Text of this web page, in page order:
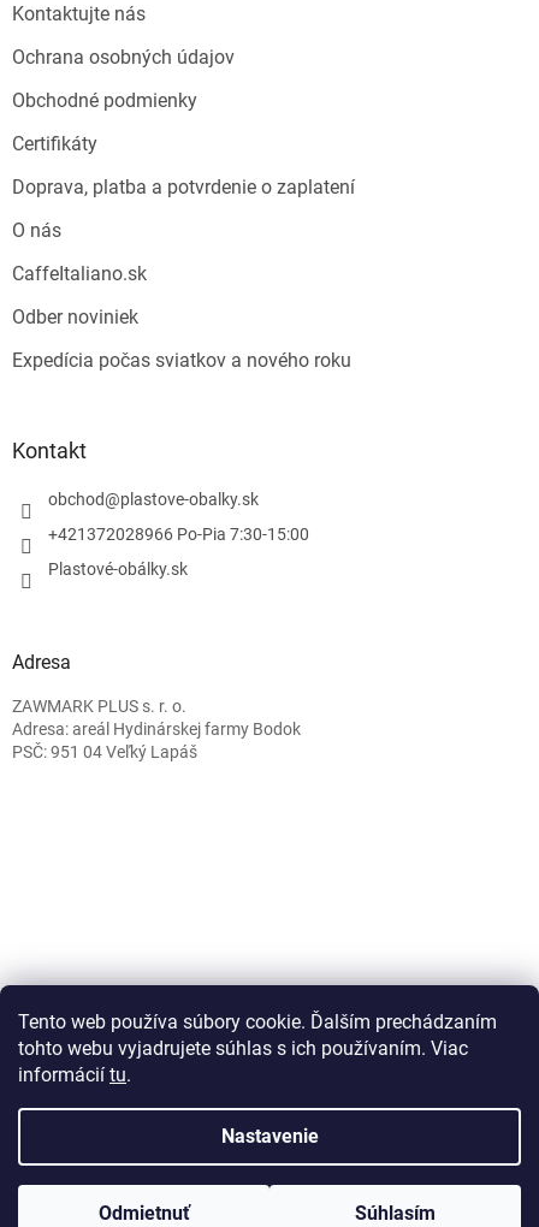
Tento web používa súbory cookie. Ďalším prechádzaním
tohto webu vyjadrujete súhlas s ich používaním. Viac
informácií tu.
Nastavenie
Odmietnuť Súhlasím
Kontaktujte nás
Ochrana osobných údajov
Obchodné podmienky
Certifikáty
Doprava, platba a potvrdenie o zaplatení
O nás
CaffeItaliano.sk
Odber noviniek
Expedícia počas sviatkov a nového roku
Kontakt
obchod@plastove-obalky.sk
+421372028966 Po-Pia 7:30-15:00
Plastové-obálky.sk
Adresa
ZAWMARK PLUS s. r. o.
Adresa: areál Hydinárskej farmy Bodok
PSČ: 951 04 Veľký Lapáš
Copyright 2026Plastove-obalky.sk. Všetky práva vyhradené.
Upraviť nastavenie cookies